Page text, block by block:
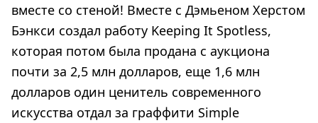
вместе со стеной! Вместе с Дэмьеном Херстом
Бэнкси создал работу Keeping It Spotless,
которая потом была продана с аукциона
почти за 2,5 млн долларов, еще 1,6 млн
долларов один ценитель современного
искусства отдал за граффити Simple